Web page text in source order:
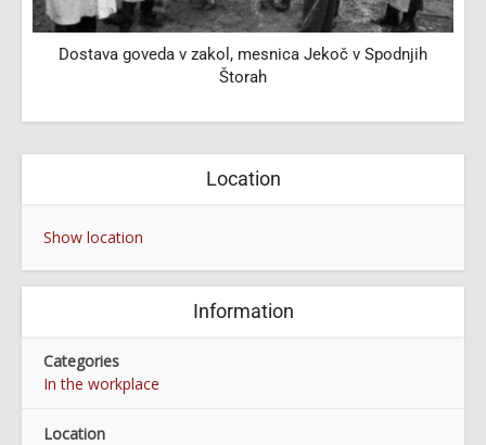
Dostava goveda v zakol, mesnica Jekoč v Spodnjih
Štorah
Location
Show location
Information
Categories
In the workplace
Location